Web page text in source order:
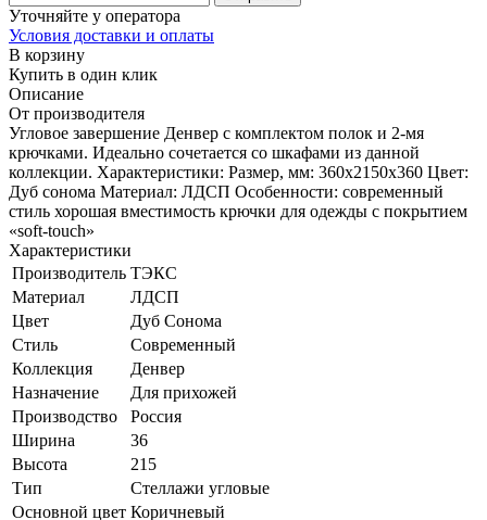
Уточняйте у оператора
Условия доставки и оплаты
В корзину
Купить в один клик
Описание
От производителя
Угловое завершение Денвер с комплектом полок и 2-мя
крючками. Идеально сочетается со шкафами из данной
коллекции. Характеристики: Размер, мм: 360х2150х360 Цвет:
Дуб сонома Материал: ЛДСП Особенности: современный
стиль хорошая вместимость крючки для одежды с покрытием
«soft-touch»
Характеристики
Производитель ТЭКС
Материал
ЛДСП
Цвет
Дуб Сонома
Стиль
Современный
Коллекция
Денвер
Назначение
Для прихожей
Производство
Россия
Ширина
36
Высота
215
Тип
Стеллажи угловые
Основной цвет Коричневый